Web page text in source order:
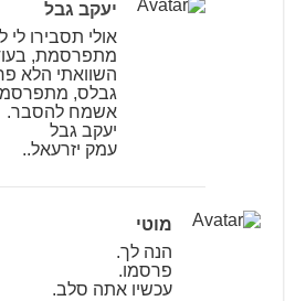
יעקב גבל
אולי תסבירו
מתפרסמת,
השוואתי הלא
גבלס,
אשמח להסבר.
יעקב גבל
עמק יזרעאל..
מוטי
הנה לך.
פרסמו.
עכשיו אתה סלב.